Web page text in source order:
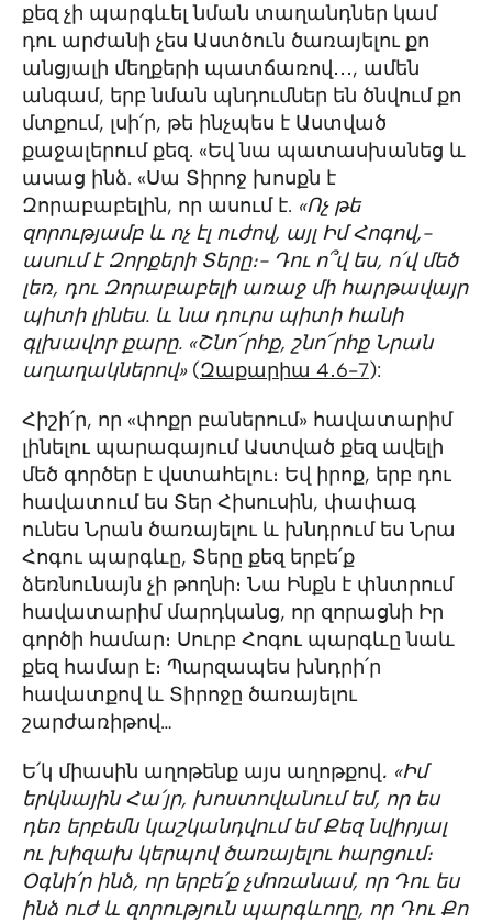
քեզ չի պարգևել նման տաղանդներ կամ
դու արժանի չես Աստծուն ծառայելու քո
անցյալի մեղքերի պատճառով․․․, ամեն
անգամ, երբ նման պնդումներ են ծնվում քո
մտքում, լսի՛ր, թե ինչպես է Աստված
քաջալերում քեզ. «Եվ նա պատասխանեց և
ասաց ինձ. «Սա Տիրոջ խոսքն է
Զորաբաբելին, որ ասում է. «Ոչ թե
զորությամբ և ոչ էլ ուժով, այլ Իմ Հոգով,-
ասում է Զորքերի Տերը։- Դու ո՞վ ես, ո՛վ մեծ
լեռ, դու Զորաբաբելի առաջ մի հարթավայր
պիտի լինես. և նա դուրս պիտի հանի
գլխավոր քարը. «Շնո՜րհք, շնո՜րհք Նրան
աղաղակներով» (Զաքարիա 4․6-7):
Հիշի՛ր, որ «փոքր բաներում» հավատարիմ
լինելու պարագայում Աստված քեզ ավելի
մեծ գործեր է վստահելու։ Եվ իրոք, երբ դու
հավատում ես Տեր Հիսուսին, փափագ
ունես Նրան ծառայելու և խնդրում ես Նրա
Հոգու պարգևը, Տերը քեզ երբե՛ք
ձեռնունայն չի թողնի։ Նա Ինքն է փնտրում
հավատարիմ մարդկանց, որ զորացնի Իր
գործի համար։ Սուրբ Հոգու պարգևը նաև
քեզ համար է։ Պարզապես խնդրի՛ր
հավատքով և Տիրոջը ծառայելու
շարժառիթով…
Ե՛կ միասին աղոթենք այս աղոթքով․ «Իմ
երկնային Հա՛յր, խոստովանում եմ, որ ես
դեռ երբեմն կաշկանդվում եմ Քեզ նվիրյալ
ու խիզախ կերպով ծառայելու հարցում։
Օգնի՛ր ինձ, որ երբե՛ք չմոռանամ, որ Դու ես
ինձ ուժ և զորություն պարգևողը, որ Դու Քո